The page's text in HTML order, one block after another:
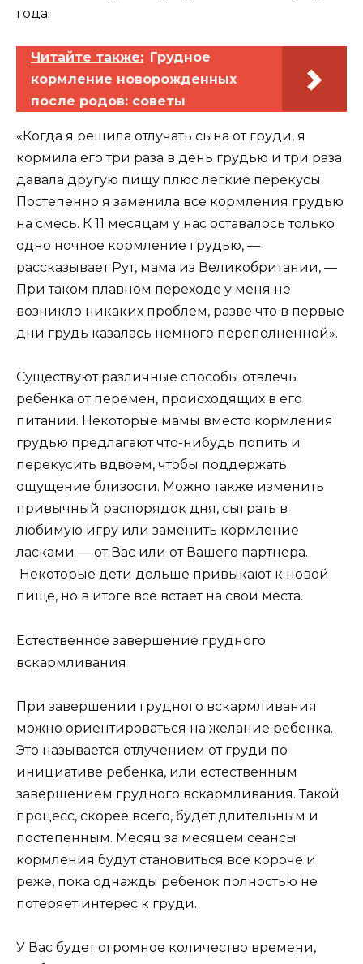
года.
Читайте также: Грудное
кормление новорожденных
после родов: советы
«Когда я решила отлучать сына от груди, я
кормила его три раза в день грудью и три раза
давала другую пищу плюс легкие перекусы.
Постепенно я заменила все кормления грудью
на смесь. К 11 месяцам у нас оставалось только
одно ночное кормление грудью, —
рассказывает Рут, мама из Великобритании, —
При таком плавном переходе у меня не
возникло никаких проблем, разве что в первые
дни грудь казалась немного переполненной».
Существуют различные способы отвлечь
ребенка от перемен, происходящих в его
питании. Некоторые мамы вместо кормления
грудью предлагают что-нибудь попить и
перекусить вдвоем, чтобы поддержать
ощущение близости. Можно также изменить
привычный распорядок дня, сыграть в
любимую игру или заменить кормление
ласками — от Вас или от Вашего партнера.
Некоторые дети дольше привыкают к новой
пище, но в итоге все встает на свои места.
Естественное завершение грудного
вскармливания
При завершении грудного вскармливания
можно ориентироваться на желание ребенка.
Это называется отлучением от груди по
инициативе ребенка, или естественным
завершением грудного вскармливания. Такой
процесс, скорее всего, будет длительным и
постепенным. Месяц за месяцем сеансы
кормления будут становиться все короче и
реже, пока однажды ребенок полностью не
потеряет интерес к груди.
У Вас будет огромное количество времени,